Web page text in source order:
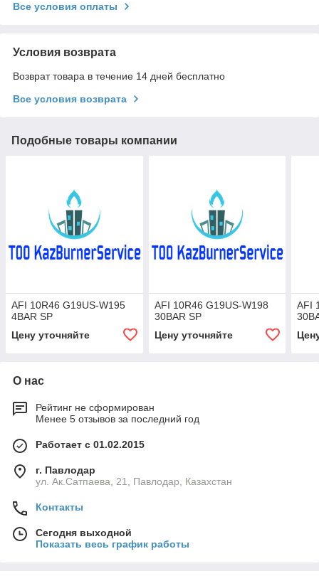
Все условия оплаты
Условия возврата
Возврат товара в течение 14 дней бесплатно
Все условия возврата
Подобные товары компании
AFI 10R46 G19US-W195
4BAR SP
Цену уточняйте
AFI 10R46 G19US-W198
30BAR SP
Цену уточняйте
AFI
О нас
Рейтинг не сформирован
Менее 5 отзывов за последний год
Работает с 01.02.2015
г. Павлодар
ул. Ак.Сатпаева, 21, Павлодар, Казахстан
Контакты
Сегодня выходной
Показать весь график работы